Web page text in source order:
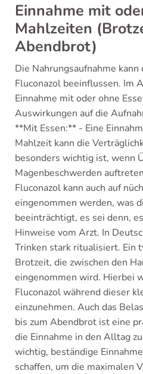
Einnahme mit
Mahlzeiten
Abendbrot)
Die Nahrungsaufnahme
Fluconazol beeinflussen. Im
Einnahme mit oder ohne
Auswirkungen auf die
**Mit Essen:** - Eine
Mahlzeit kann die
besonders wichtig ist, wenn
Magenbeschwerden
Fluconazol kann auch auf
eingenommen werden, was
beeinträchtigt, es sei denn,
Hinweise vom Arzt. In
Trinken stark ritualisiert. Ein
Brotzeit, die zwischen den
eingenommen wird. Hierbei
Fluconazol während dieser
einzunehmen. Auch das
bis zum Abendbrot ist eine
die Einnahme in den Alltag
wichtig, beständige
schaffen, um die maximalen